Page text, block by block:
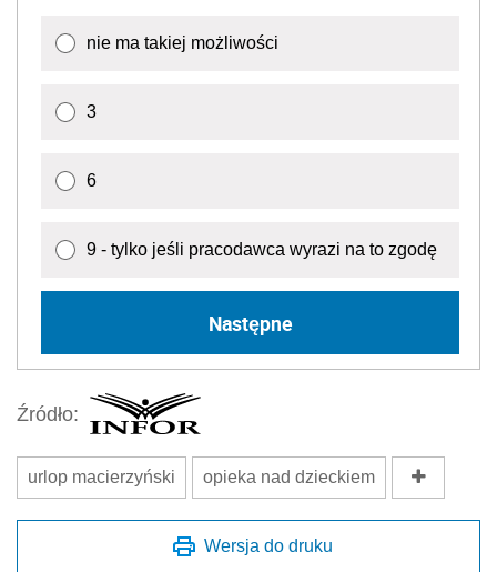
nie ma takiej możliwości
3
6
9 - tylko jeśli pracodawca wyrazi na to zgodę
Następne
Źródło:
urlop macierzyński opieka nad dzieckiem
Wersja do druku